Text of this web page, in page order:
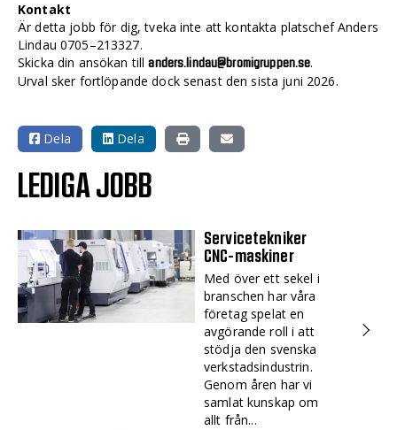
Kontakt
Är detta jobb för dig, tveka inte att kontakta platschef Anders
Lindau 0705–213327.
Skicka din ansökan tillanders.lindau@bromigruppen.se.
Urval sker fortlöpande dock senast den sista juni 2026.
Dela Dela
LEDIGA JOBB
Servicetekniker
CNC-maskiner
Med över ett sekel i
branschen har våra
företag spelat en
avgörande roll i att
stödja den svenska
verkstadsindustrin.
Genom åren har vi
samlat kunskap om
allt från...